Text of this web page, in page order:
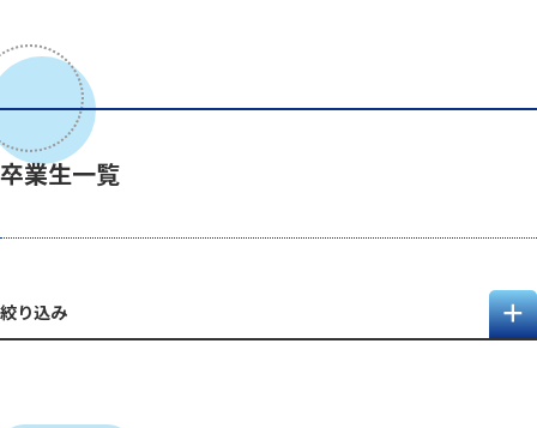
卒業生一覧
絞り込み